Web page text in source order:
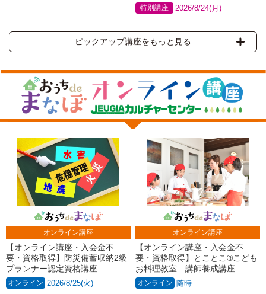
特別講座 2026/8/24(月)
ピックアップ講座をもっと見る
オンライン講座
【オンライン講座・入会金不
要・資格取得】防災備蓄収納2級
プランナー認定資格講座
オンライン 2026/8/25(火)
オンライン講座
【オンライン講座・入会金不
要・資格取得】とことこ®こども
お料理教室 講師養成講座
オンライン 随時